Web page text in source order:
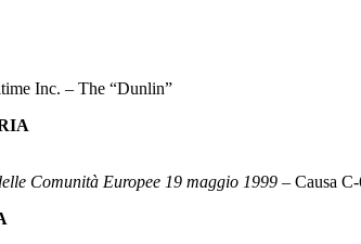
Inc. – The “Dunlin”
Comunità Europee 19 maggio 1999 – Causa